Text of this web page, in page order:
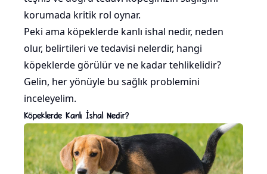
korumada kritik rol oynar.
Peki ama köpeklerde kanlı ishal nedir, neden
olur, belirtileri ve tedavisi nelerdir, hangi
köpeklerde görülür ve ne kadar tehlikelidir?
Gelin, her yönüyle bu sağlık problemini
inceleyelim.
Köpeklerde Kanlı İshal Nedir?